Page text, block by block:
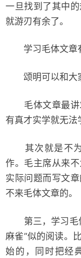
一旦找到了其中
就游刃有余了。
学习毛体文章
颂明可以和大
毛体文章最讲
有真才实学就无法
其次就是不为
作。毛主席从来
实际问题而写文
不来毛体文章的。
第三，学习毛体
麻雀”似的阅读。
始的，同时把经